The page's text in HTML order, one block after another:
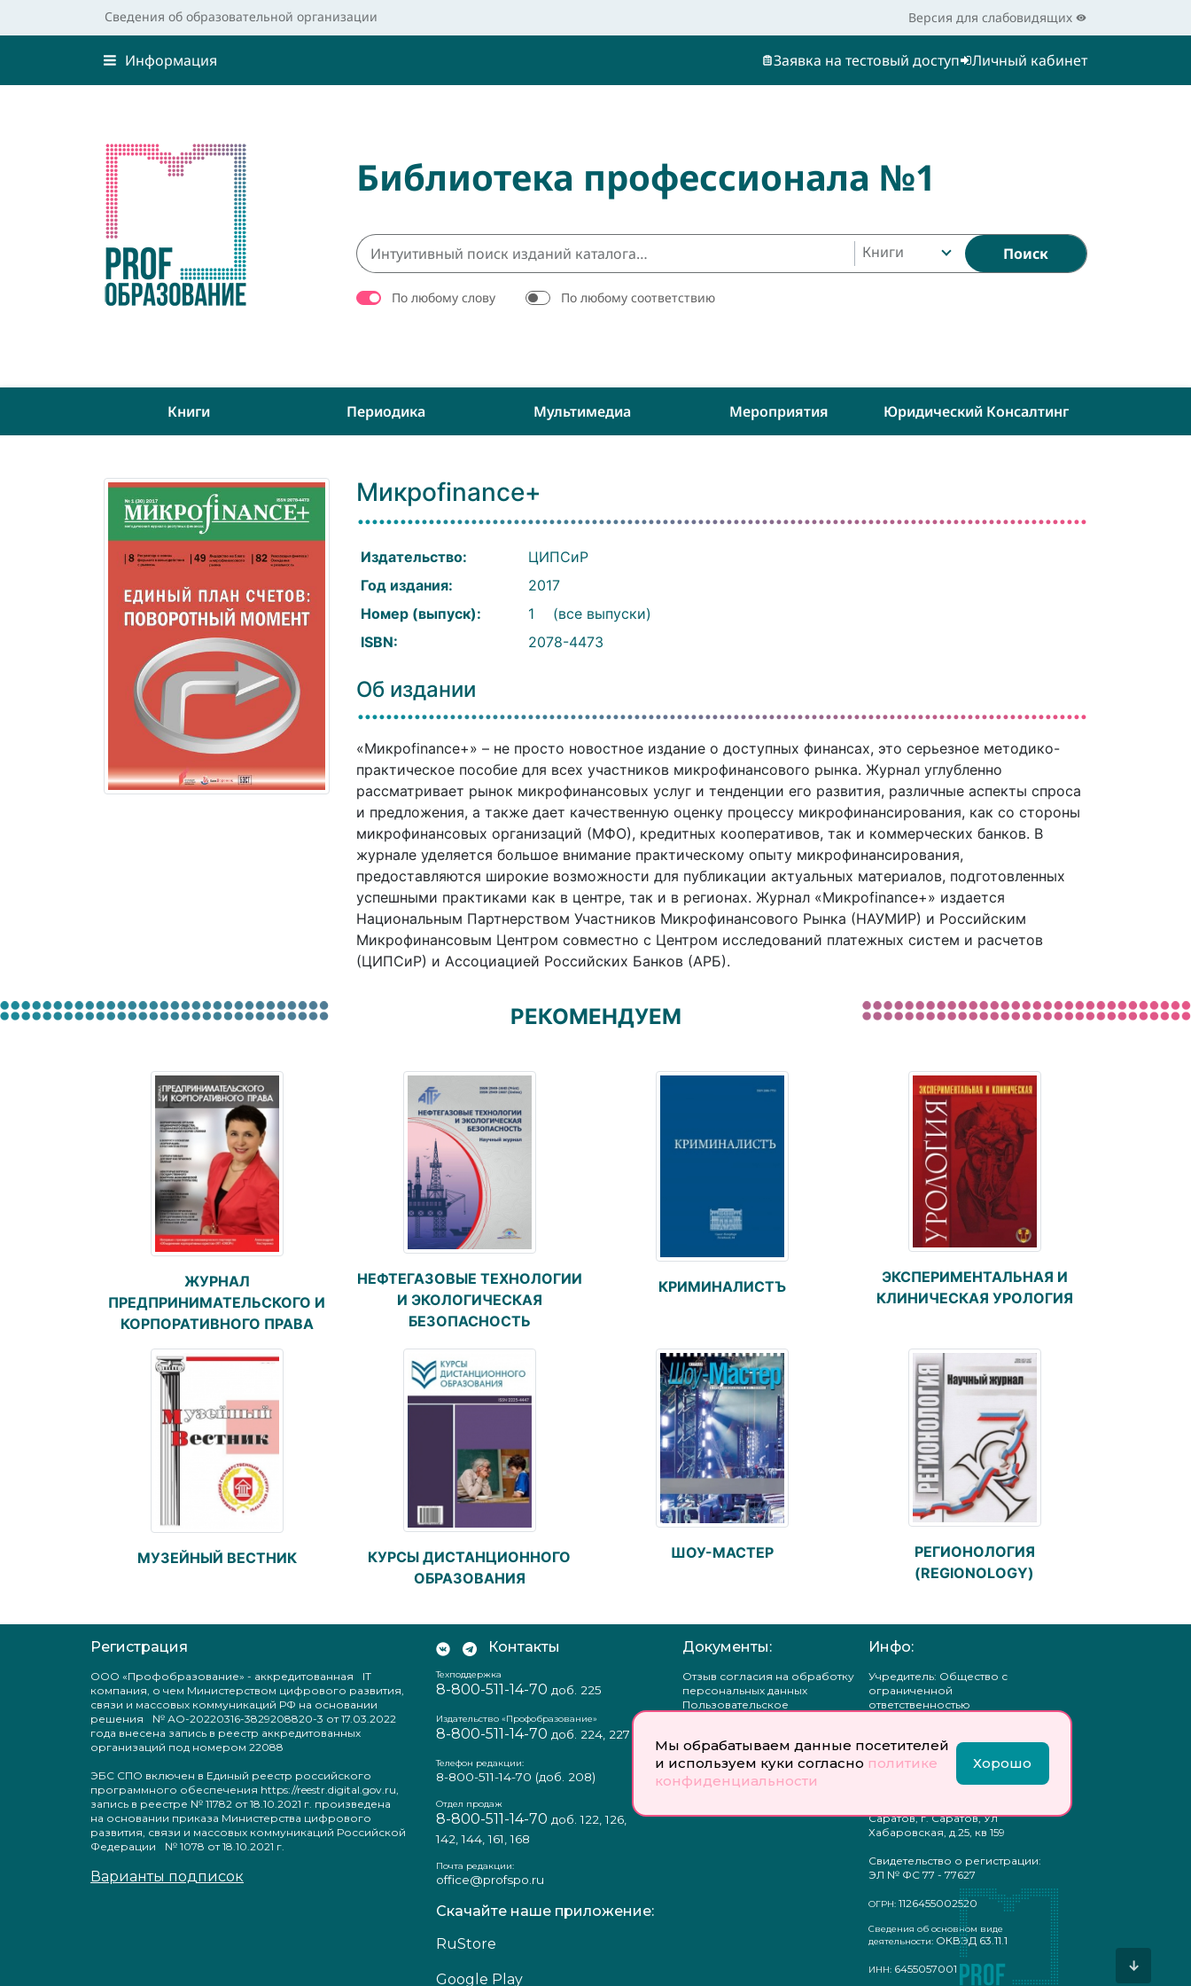
Мы обрабатываем данные посетителей
и используем куки согласно политике
конфиденциальности
Хорошо
Сведения об образовательной организации Версия для слабовидящих
Информация Заявка на тестовый доступ Личный кабинет
Библиотека профессионала №1
Книги Поиск
По любому слову По любому соответствию
Книги Периодика Мультимедиа Мероприятия Юридический Консалтинг
Микроfinance+
Издательство:
ЦИПСиР
Год издания:
2017
Номер (выпуск):
1
(все выпуски)
ISBN:
2078-4473
Об издании
«Микроfinance+» – не просто новостное издание о доступных финансах, это серьезное методико-
практическое пособие для всех участников микрофинансового рынка. Журнал углубленно
рассматривает рынок микрофинансовых услуг и тенденции его развития, различные аспекты спроса
и предложения, а также дает качественную оценку процессу микрофинансирования, как со стороны
микрофинансовых организаций (МФО), кредитных кооперативов, так и коммерческих банков. В
журнале уделяется большое внимание практическому опыту микрофинансирования,
предоставляются широкие возможности для публикации актуальных материалов, подготовленных
успешными практиками как в центре, так и в регионах. Журнал «Микроfinance+» издается
Национальным Партнерством Участников Микрофинансового Рынка (НАУМИР) и Российским
Микрофинансовым Центром совместно с Центром исследований платежных систем и расчетов
(ЦИПСиР) и Ассоциацией Российских Банков (АРБ).
РЕКОМЕНДУЕМ
ЖУРНАЛ
ПРЕДПРИНИМАТЕЛЬСКОГО И
КОРПОРАТИВНОГО ПРАВА
НЕФТЕГАЗОВЫЕ ТЕХНОЛОГИИ
И ЭКОЛОГИЧЕСКАЯ
БЕЗОПАСНОСТЬ
КРИМИНАЛИСТЪ
ЭКСПЕРИМЕНТАЛЬНАЯ И
КЛИНИЧЕСКАЯ УРОЛОГИЯ
МУЗЕЙНЫЙ ВЕСТНИК
КУРСЫ ДИСТАНЦИОННОГО
ОБРАЗОВАНИЯ
ШОУ-МАСТЕР
РЕГИОНОЛОГИЯ
(REGIONOLOGY)
Регистрация
ООО «Профобразование» - аккредитованная IT
компания, о чем Министерством цифрового развития,
связи и массовых коммуникаций РФ на основании
решения № АО-20220316-3829208820-3 от 17.03.2022
года внесена запись в реестр аккредитованных
организаций под номером 22088
ЭБС СПО включен в Единый реестр российского
программного обеспечения https://reestr.digital.gov.ru,
запись в реестре № 11782 от 18.10.2021 г. произведена
на основании приказа Министерства цифрового
развития, связи и массовых коммуникаций Российской
Федерации № 1078 от 18.10.2021 г.
Варианты подписок
Контакты
Техподдержка
8-800-511-14-70 доб. 225
Издательство «Профобразование»
8-800-511-14-70 доб. 224, 227
Телефон редакции:
8-800-511-14-70 (доб. 208)
Отдел продаж
8-800-511-14-70 доб. 122, 126,
142, 144, 161, 168
Почта редакции:
office@profspo.ru
Скачайте наше приложение:
RuStore
Google Play
Документы:
Отзыв согласия на обработку
персональных данных
Пользовательское
конфиденциальности
Положение о защите
персональных данных
Согласие на обработку
Инфо:
Учредитель: Общество с
ограниченной
ответственностью
Главный редактор: Богатырева
Е. А.
Саратов, г. Саратов, Ул
Хабаровская, д.25, кв 159
Свидетельство о регистрации:
ЭЛ № ФС 77 - 77627
ОГРН: 1126455002520
Сведения об основном виде
деятельности: ОКВЭД 63.11.1
ИНН: 6455057001 ↓